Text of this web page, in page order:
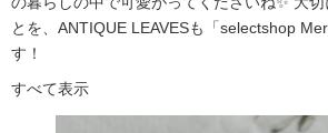
とを、ANTIQUE LEAVESも「selectshop
す！
すべて表示